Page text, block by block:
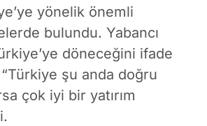
yönelik önemli
bulundu. Yabancı
döneceğini ifade
şu anda doğru
çok iyi bir yatırım